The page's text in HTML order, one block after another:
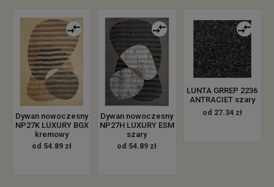
Dywan nowoczesny
NP27K LUXURY BGX
kremowy
od 54.89 zł
Dywan nowoczesny
NP27H LUXURY ESM
szary
od 54.89 zł
LUNTA GRREP 2236
ANTRACIET szary
od 27.34 zł